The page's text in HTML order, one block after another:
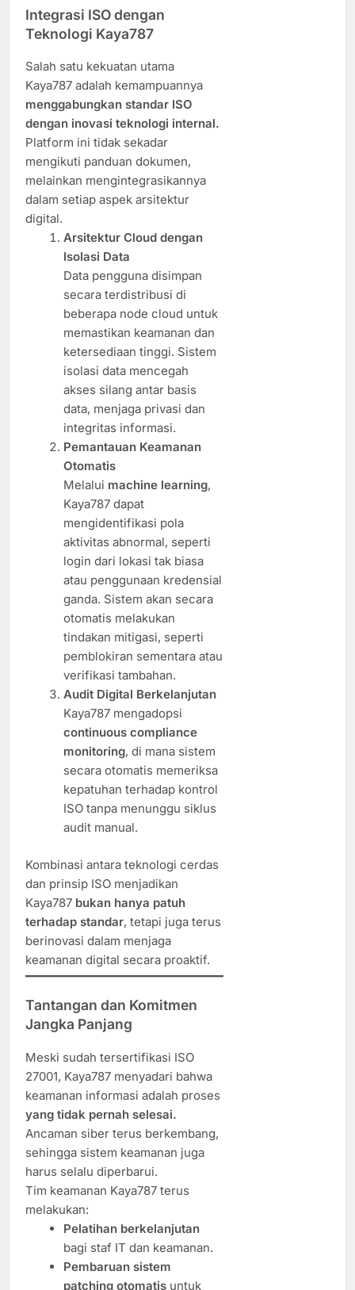
Integrasi ISO dengan
Teknologi Kaya787
Salah satu kekuatan utama
Kaya787 adalah kemampuannya
menggabungkan standar ISO
dengan inovasi teknologi internal.
Platform ini tidak sekadar
mengikuti panduan dokumen,
melainkan mengintegrasikannya
dalam setiap aspek arsitektur
digital.
Arsitektur Cloud dengan
Isolasi Data
Data pengguna disimpan
secara terdistribusi di
beberapa node cloud untuk
memastikan keamanan dan
ketersediaan tinggi. Sistem
isolasi data mencegah
akses silang antar basis
data, menjaga privasi dan
integritas informasi.
Pemantauan Keamanan
Otomatis
Melalui machine learning,
Kaya787 dapat
mengidentifikasi pola
aktivitas abnormal, seperti
login dari lokasi tak biasa
atau penggunaan kredensial
ganda. Sistem akan secara
otomatis melakukan
tindakan mitigasi, seperti
pemblokiran sementara atau
verifikasi tambahan.
Audit Digital Berkelanjutan
Kaya787 mengadopsi
continuous compliance
monitoring, di mana sistem
secara otomatis memeriksa
kepatuhan terhadap kontrol
ISO tanpa menunggu siklus
audit manual.
Kombinasi antara teknologi cerdas
dan prinsip ISO menjadikan
Kaya787 bukan hanya patuh
terhadap standar, tetapi juga terus
berinovasi dalam menjaga
keamanan digital secara proaktif.
Tantangan dan Komitmen
Jangka Panjang
Meski sudah tersertifikasi ISO
27001, Kaya787 menyadari bahwa
keamanan informasi adalah proses
yang tidak pernah selesai.
Ancaman siber terus berkembang,
sehingga sistem keamanan juga
harus selalu diperbarui.
Tim keamanan Kaya787 terus
melakukan:
Pelatihan berkelanjutan
bagi staf IT dan keamanan.
Pembaruan sistem
patching otomatisuntuk